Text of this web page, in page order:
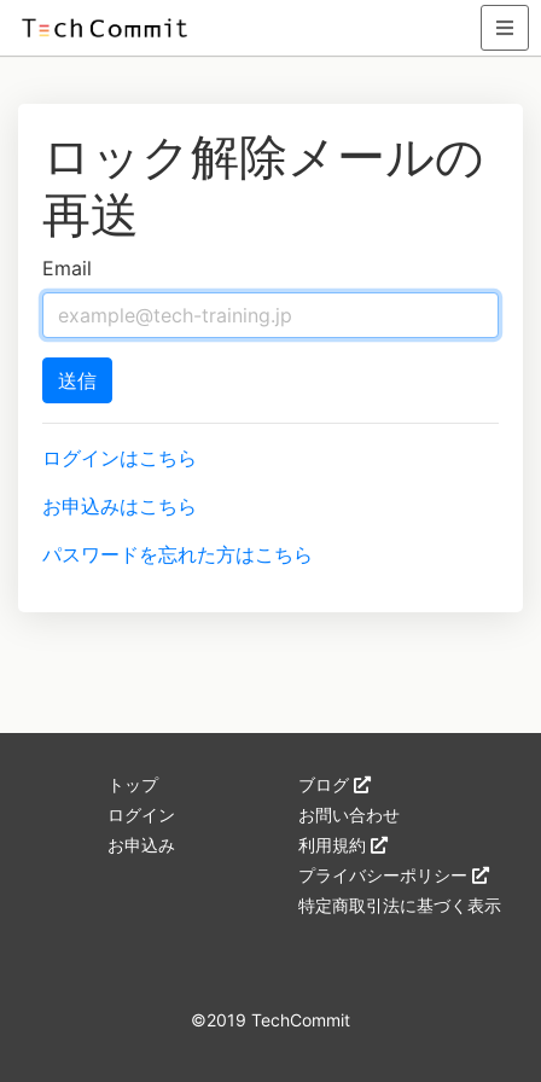
ロック解除メールの
再送
Email
ログインはこちら
お申込みはこちら
パスワードを忘れた方はこちら
トップ
ログイン
お申込み
ブログ
お問い合わせ
利用規約
プライバシーポリシー
特定商取引法に基づく表示
©2019 TechCommit